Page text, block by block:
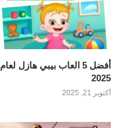
أفضل 5 العاب بيبي هازل لعام
2025
أكتوبر 21, 2025